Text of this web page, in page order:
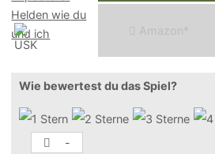
Ama o n*
Wie bewertest du das Spiel?
-